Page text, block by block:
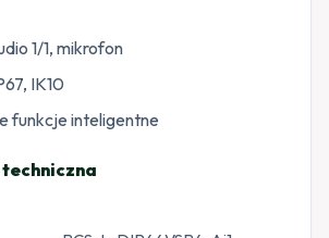
1/1, mikrofon
IK10
funkcje inteligentne